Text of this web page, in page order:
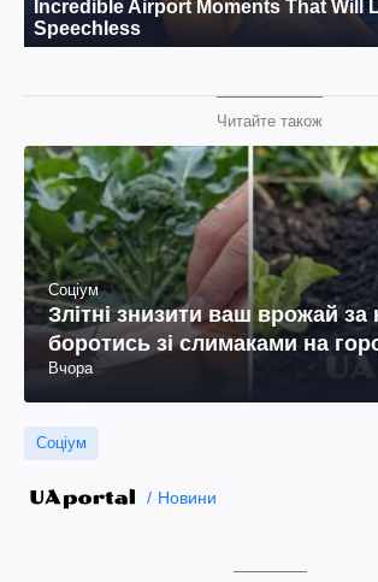
Читайте також
Соціум
Злітні знизити ваш врожай за
боротись зі слимаками на
Вчора
Соціум
Новини